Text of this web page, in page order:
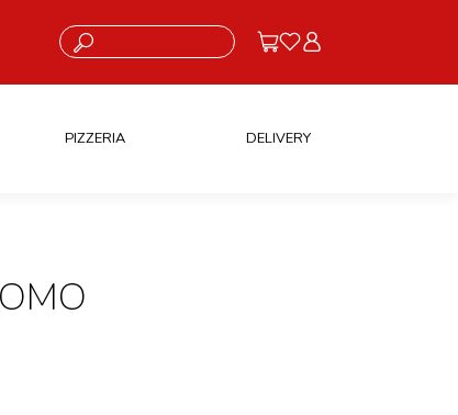
Cosa stai cercando?
PIZZERIA DELIVERY